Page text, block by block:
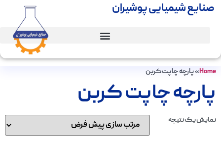
صنایع شیمیایی پوشیران
Home
»پارچه چاپت کربن
پارچه چاپت کربن
نمایش یک نتیجه